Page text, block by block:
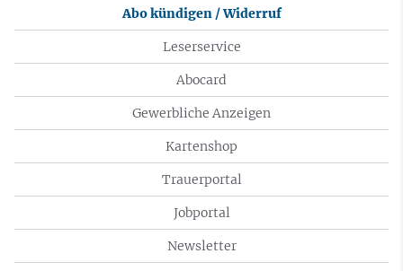
Abo kündigen / Widerruf
Leserservice
Abocard
Gewerbliche Anzeigen
Kartenshop
Trauerportal
Jobportal
Newsletter